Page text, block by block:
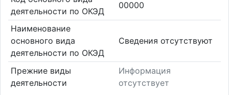
деятельности по ОКЭД
00000
Наименование
основного вида
деятельности по ОКЭД
Cведения отсутствуют
Прежние виды
деятельности
Информация
отсутствует